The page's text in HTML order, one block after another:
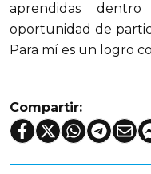
aprendidas
oportunidad de
Para mí es un logro
Compartir: